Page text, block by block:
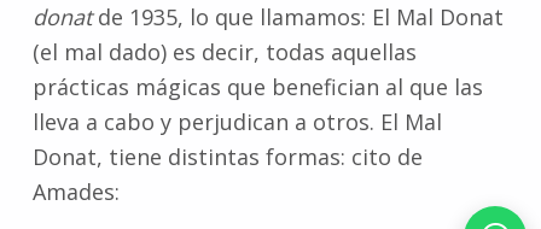
donatde 1935, lo que llamamos: El Mal Donat
(el mal dado) es decir, todas aquellas
prácticas mágicas que benefician al que las
lleva a cabo y perjudican a otros. El Mal
Donat, tiene distintas formas: cito de
Amades: